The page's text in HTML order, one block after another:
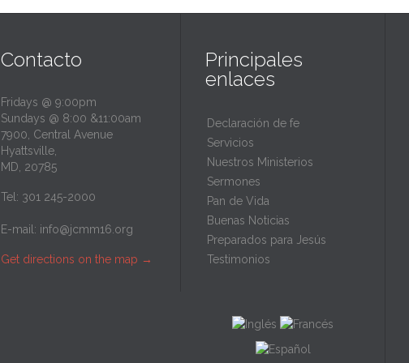
Contacto
Fridays @ 9:00pm
Sundays @ 8:00 &11:00am
7900, Central Avenue
Hyattsville,
MD, 20785
Tel: 301 245-2000
E-mail: info@jcmm16.org
Get directions on the map →
Principales
enlaces
Declaración de fe
Servicios
Nuestros Ministerios
Sermones
Pan de Vida
Buenas Noticias
Preparados para Jesús
Testimonios